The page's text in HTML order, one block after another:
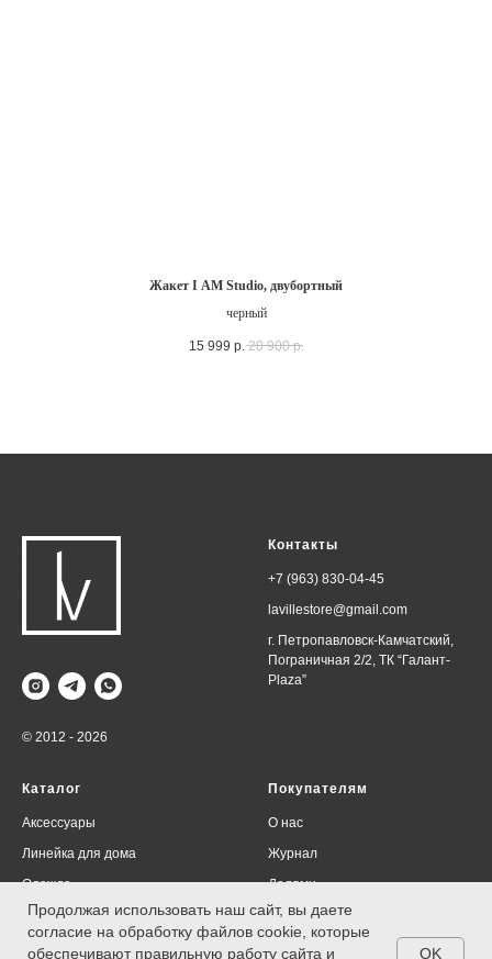
Жакет I AM Studio, двубортный
черный
15 999 р. 20 900 р.
Продолжая использовать наш сайт, вы даете
согласие на обработку файлов cookie, которые
обеспечивают правильную работу сайта и
OK
© 2012 - 2026
Контакты
+7 (963) 830-04-45
lavillestore@gmail.com
г. Петропавловск-Камчатский,
Пограничная 2/2, ТК “Галант-
Plaza”
Каталог
Аксессуары
Линейка для дома
Одежда
Покупателям
О нас
Журнал
Долями
Договор оферта
Политика конфиденциальности